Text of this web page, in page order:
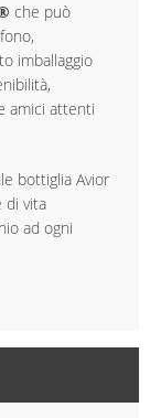
che può
imballaggio
amici attenti
bottiglia Avior
di vita
ad ogni